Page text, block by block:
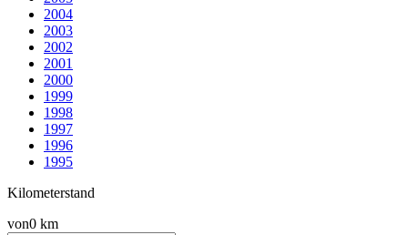
2004
2003
2002
2001
2000
1999
1998
1997
1996
1995
Kilometerstand
von0 km